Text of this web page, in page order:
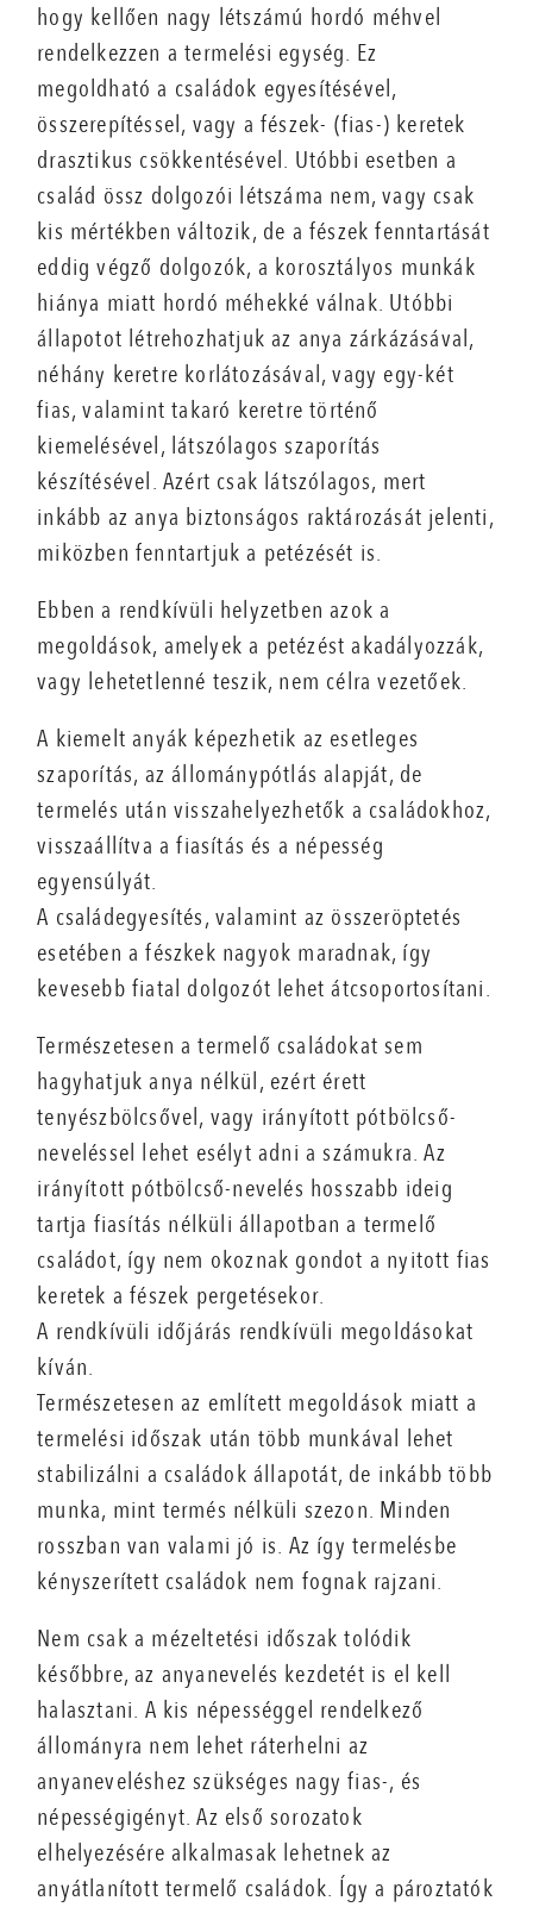
hogy kellően nagy létszámú hordó méhvel
rendelkezzen a termelési egység. Ez
megoldható a családok egyesítésével,
összerepítéssel, vagy a fészek- (fias-) keretek
drasztikus csökkentésével. Utóbbi esetben a
család össz dolgozói létszáma nem, vagy csak
kis mértékben változik, de a fészek fenntartását
eddig végző dolgozók, a korosztályos munkák
hiánya miatt hordó méhekké válnak. Utóbbi
állapotot létrehozhatjuk az anya zárkázásával,
néhány keretre korlátozásával, vagy egy-két
fias, valamint takaró keretre történő
kiemelésével, látszólagos szaporítás
készítésével. Azért csak látszólagos, mert
inkább az anya biztonságos raktározását jelenti,
miközben fenntartjuk a petézését is.
Ebben a rendkívüli helyzetben azok a
megoldások, amelyek a petézést akadályozzák,
vagy lehetetlenné teszik, nem célra vezetőek.
A kiemelt anyák képezhetik az esetleges
szaporítás, az állománypótlás alapját, de
termelés után visszahelyezhetők a családokhoz,
visszaállítva a fiasítás és a népesség
egyensúlyát.
A családegyesítés, valamint az összeröptetés
esetében a fészkek nagyok maradnak, így
kevesebb fiatal dolgozót lehet átcsoportosítani.
Természetesen a termelő családokat sem
hagyhatjuk anya nélkül, ezért érett
tenyészbölcsővel, vagy irányított pótbölcső-
neveléssel lehet esélyt adni a számukra. Az
irányított pótbölcső-nevelés hosszabb ideig
tartja fiasítás nélküli állapotban a termelő
családot, így nem okoznak gondot a nyitott fias
keretek a fészek pergetésekor.
A rendkívüli időjárás rendkívüli megoldásokat
kíván.
Természetesen az említett megoldások miatt a
termelési időszak után több munkával lehet
stabilizálni a családok állapotát, de inkább több
munka, mint termés nélküli szezon. Minden
rosszban van valami jó is. Az így termelésbe
kényszerített családok nem fognak rajzani.
Nem csak a mézeltetési időszak tolódik
későbbre, az anyanevelés kezdetét is el kell
halasztani. A kis népességgel rendelkező
állományra nem lehet ráterhelni az
anyaneveléshez szükséges nagy fias-, és
népességigényt. Az első sorozatok
elhelyezésére alkalmasak lehetnek az
anyátlanított termelő családok. Így a pároztatók